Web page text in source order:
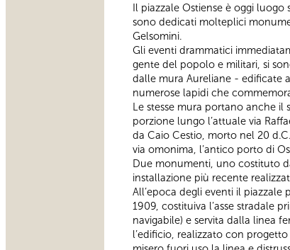
Il piazzale Ostiense è oggi
sono dedicati molteplici
Gelsomini.
Gli eventi drammatici
gente del popolo e militari, si
dalle mura Aureliane - edificate
numerose lapidi che
Le stesse mura portano anche
porzione lungo l’attuale via
da Caio Cestio, morto nel 20
via omonima, l’antico porto di
Due monumenti, uno costituto
installazione più recente
All’epoca degli eventi il piazzale
1909, costituiva l’asse stradale
navigabile) e servita dalla linea
l’edificio, realizzato con